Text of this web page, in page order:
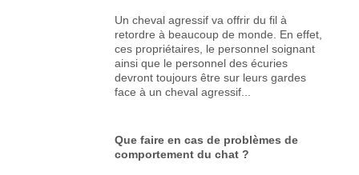
Un cheval agressif va offrir du fil à
retordre à beaucoup de monde. En effet,
ces propriétaires, le personnel soignant
ainsi que le personnel des écuries
devront toujours être sur leurs gardes
face à un cheval agressif...
Que faire en cas de problèmes de
comportement du chat ?